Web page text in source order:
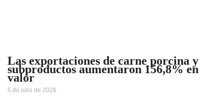
Las exportaciones de carne porcina y
subproductos aumentaron 156,8% en
valor
5 de julio de 2026